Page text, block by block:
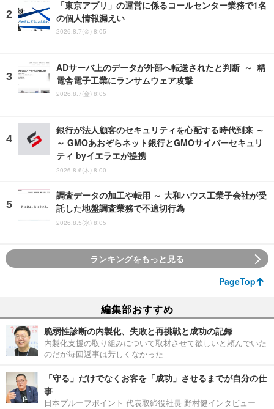
「東京アプリ」の運営に係るコールセンター業務で1名
の個人情報漏えい
2026.8.7(金) 8:05
ADサーバ上のデータが外部へ転送されたと判断 ～ 精
電舎電子工業にランサムウェア攻撃
2026.8.7(金) 8:05
銀行が法人顧客のセキュリティを心配する時代到来 ～
～ GMOあおぞらネット銀行とGMOサイバーセキュリ
ティ byイエラエが提携
2026.8.6(木) 8:00
調査データの加工や転用 ～ 大和ハウス工業子会社が受
託した地盤調査業務で不適切行為
2026.8.5(水) 8:05
ランキングをもっと見る
PageTop
編集部おすすめ
脆弱性診断の内製化、失敗と再挑戦と成功の記録
内製化支援の取り組みについて取材させて欲しいと頼んでいた
のだが毎回返事は芳しくなかった
「守る」だけでなくお客を「成功」させるまでが自分の仕
事
日本プルーフポイント 代表取締役社長 野村健インタビュー